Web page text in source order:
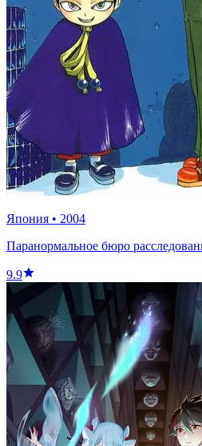
Япония • 2004
Паранормальное бюро
9.9